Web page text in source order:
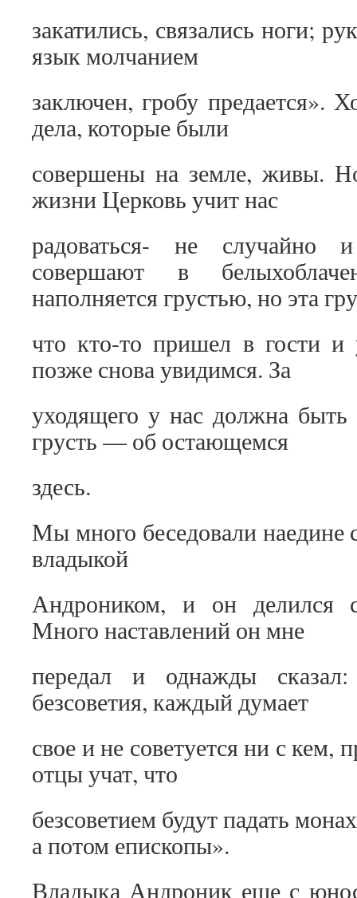
закатились, связались ноги;
язык молчанием
заключен, гробу предается».
дела, которые были
совершены на земле, живы.
жизни Церковь учит нас
радоваться- не случайно
совершают в
наполняется грустью, но эта
что кто-то пришел в гости
позже снова увидимся. За
уходящего у нас должна
грусть — об остающемся
здесь.
Мы много беседовали наедине
владыкой
Андроником, и он делился
Много наставлений он мне
передал и однажды
безсоветия, каждый думает
свое и не советуется ни с кем,
отцы учат, что
безсоветием будут падать
а потом епископы».
Владыка Андроник еще с